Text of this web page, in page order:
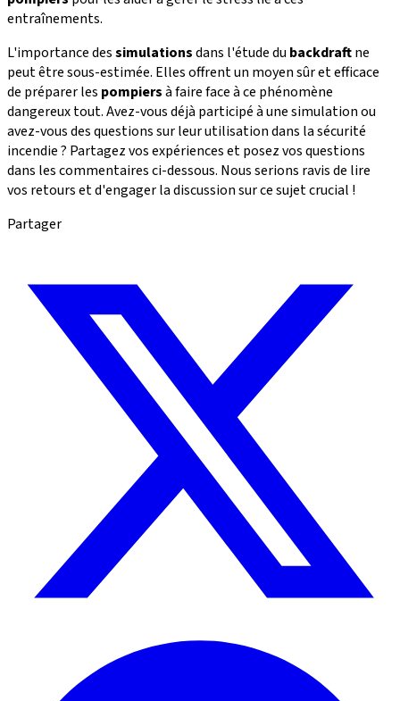
entraînements.
L'importance dessimulationsdans l'étude du backdraftne
peut être sous-estimée. Elles offrent un moyen sûr et efficace
de préparer les pompiersà faire face à ce phénomène
dangereux tout. Avez-vous déjà participé à une simulation ou
avez-vous des questions sur leur utilisation dans la sécurité
incendie ? Partagez vos expériences et posez vos questions
dans les commentaires ci-dessous. Nous serions ravis de lire
vos retours et d'engager la discussion sur ce sujet crucial !
Partager